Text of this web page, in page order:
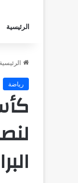
الرئيسية
الرئيسية
رياضة